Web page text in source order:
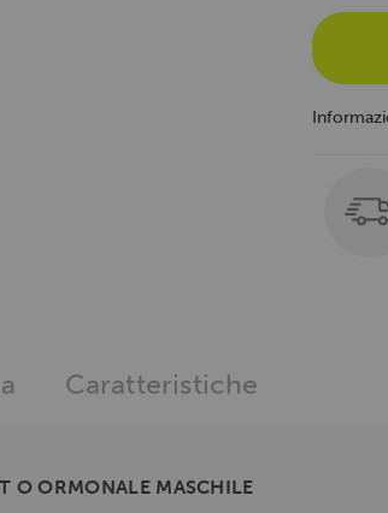
Caratteristiche
O ORMONALE MASCHILE